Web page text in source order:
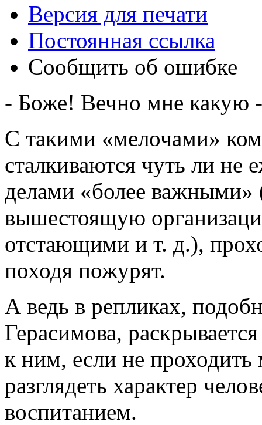
Версия для печати
Постоянная ссылка
Сообщить об ошибке
- Боже! Вечно мне какую
С такими «мелочами»
сталкиваются чуть ли не
делами «более важными»
вышестоящую
отстающими и т. д.),
походя пожурят.
А ведь в репликах,
Герасимова,
к ним, если не
разглядеть характер
воспитанием.